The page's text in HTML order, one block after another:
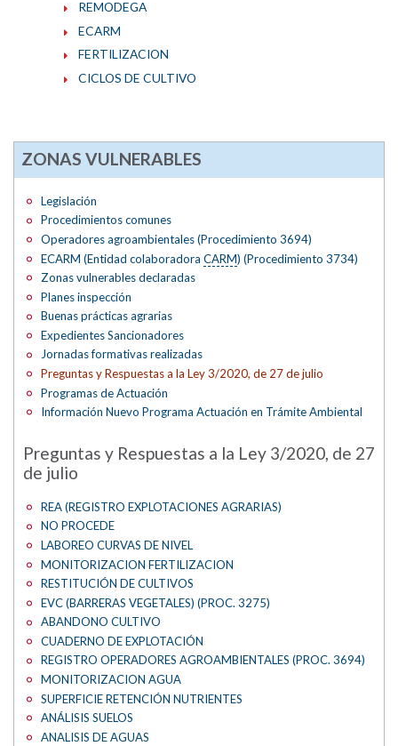
REMODEGA
ECARM
FERTILIZACION
CICLOS DE CULTIVO
ZONAS VULNERABLES
Legislación
Procedimientos comunes
Operadores agroambientales (Procedimiento 3694)
ECARM (Entidad colaboradoraCARM) (Procedimiento 3734)
Zonas vulnerables declaradas
Planes inspección
Buenas prácticas agrarias
Expedientes Sancionadores
Jornadas formativas realizadas
Preguntas y Respuestas a la Ley 3/2020, de 27 de julio
Programas de Actuación
Información Nuevo Programa Actuación en Trámite Ambiental
Preguntas y Respuestas a la Ley 3/2020, de 27
de julio
REA (REGISTRO EXPLOTACIONES AGRARIAS)
NO PROCEDE
LABOREO CURVAS DE NIVEL
MONITORIZACION FERTILIZACION
RESTITUCIÓN DE CULTIVOS
EVC (BARRERAS VEGETALES) (PROC. 3275)
ABANDONO CULTIVO
CUADERNO DE EXPLOTACIÓN
REGISTRO OPERADORES AGROAMBIENTALES (PROC. 3694)
MONITORIZACION AGUA
SUPERFICIE RETENCIÓN NUTRIENTES
ANÁLISIS SUELOS
ANALISIS DE AGUAS